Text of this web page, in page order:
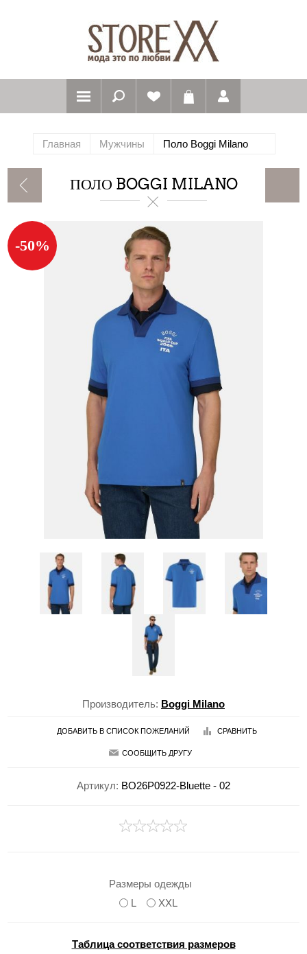
Главная Мужчины Поло Boggi Milano
ПОЛО BOGGI MILANO
-50%
Производитель: Boggi Milano
ДОБАВИТЬ В СПИСОК ПОЖЕЛАНИЙ СРАВНИТЬ
СООБЩИТЬ ДРУГУ
Артикул: BO26P0922-Bluette - 02
Размеры одежды
L
XXL
Таблица соответствия размеров